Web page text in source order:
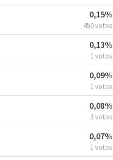
0,15%
450 votos
0,13%
1 votos
0,09%
1 votos
0,08%
3 votos
0,07%
1 votos